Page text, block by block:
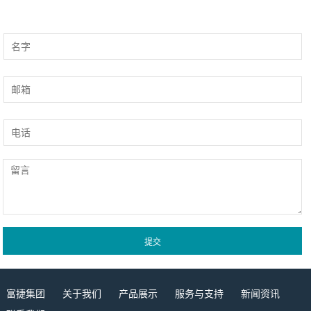
富捷集团 关于我们 产品展示 服务与支持
新闻资讯